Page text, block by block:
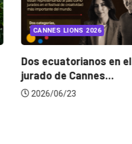
CANNES LIONS 2026
Dos ecuatorianos en el
jurado de Cannes...
2026/06/23